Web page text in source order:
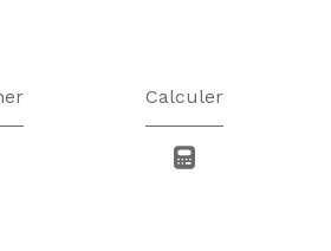
Calculer